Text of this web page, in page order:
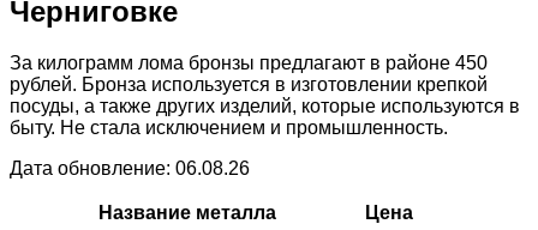
Черниговке
За килограмм лома бронзы предлагают в районе 450
рублей. Бронза используется в изготовлении крепкой
посуды, а также других изделий, которые используются в
быту. Не стала исключением и промышленность.
Дата обновление: 06.08.26
Название металла
Цена